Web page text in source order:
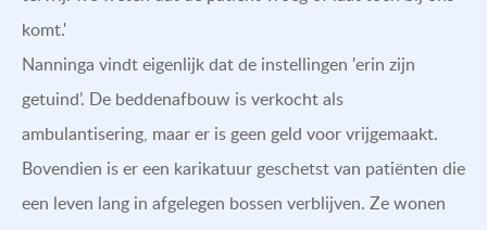
komt.'
Nanninga vindt eigenlijk dat de instellingen 'erin zijn
getuind’. De beddenafbouw is verkocht als
ambulantisering, maar er is geen geld voor vrijgemaakt.
Bovendien is er een karikatuur geschetst van patiënten die
een leven lang in afgelegen bossen verblijven. Ze wonen